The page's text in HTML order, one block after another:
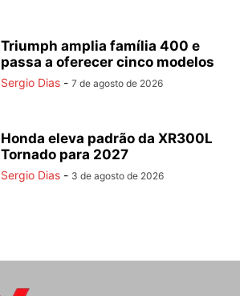
Triumph amplia família 400 e
passa a oferecer cinco modelos
Sergio Dias - 7 de agosto de 2026
Honda eleva padrão da XR300L
Tornado para 2027
Sergio Dias - 3 de agosto de 2026